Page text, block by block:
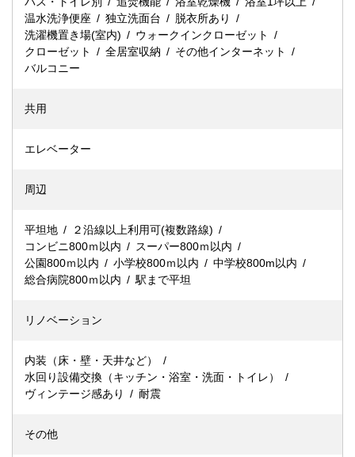
温水洗浄便座
独立洗面台
脱衣所あり
洗濯機置き場(室内)
ウォークインクローゼット
クローゼット
全居室収納
その他インターネット
バルコニー
共用
エレベーター
周辺
平坦地
２沿線以上利用可(複数路線)
コンビニ800ｍ以内
スーパー800ｍ以内
公園800ｍ以内
小学校800ｍ以内
中学校800m以内
総合病院800ｍ以内
駅まで平坦
リノベーション
内装（床・壁・天井など）
水回り設備交換（キッチン・浴室・洗面・トイレ）
ヴィンテージ感あり
耐震
その他